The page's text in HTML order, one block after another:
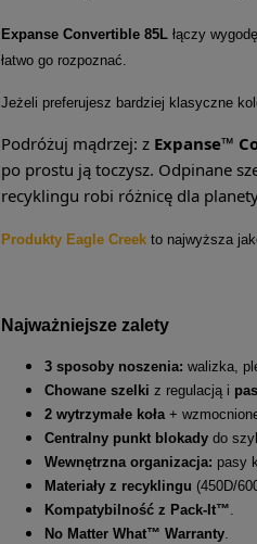
Expanse Convertible 85Lłączy
łatwo go rozpoznać.
Jeżeli preferujesz bardziej klasyczne
Podróżuj mądrzej: z Expanse™
po prostu ją toczysz. Odpinane
recyklingu robi różnicę dla
Produkty Eagle Creekto najwyższa
Najważniejsze zalety
3 sposoby noszenia: walizka,
Chowane szelki z regulacją i
2 wytrzymałe koła+
Centralny punkt blokadydo
Wewnętrzna organizacja: pasy
Materiały z recyklingu (450D/
Kompatybilność z Pack-It™.
No Matter What™ Warranty.